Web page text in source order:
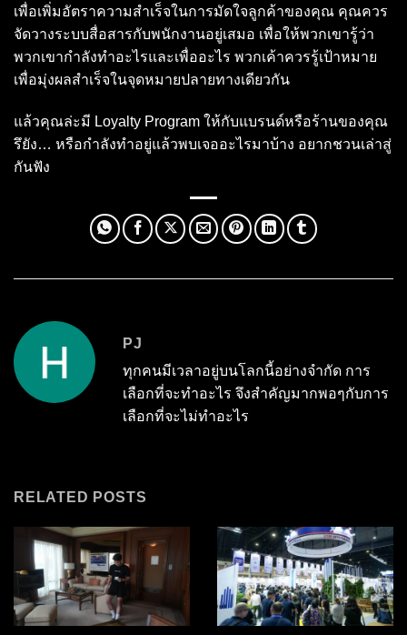
เพื่อเพิ่มอัตราความสำเร็จในการมัดใจลูกค้าของคุณ คุณควร
จัดวางระบบสื่อสารกับพนักงานอยู่เสมอ เพื่อให้พวกเขารู้ว่า
พวกเขากำลังทำอะไรและเพื่ออะไร พวกเค้าควรรู้เป้าหมาย
เพื่อมุ่งผลสำเร็จในจุดหมายปลายทางเดียวกัน
แล้วคุณล่ะมี Loyalty Program ให้กับแบรนด์หรือร้านของคุณ
รึยัง… หรือกำลังทำอยู่แล้วพบเจออะไรมาบ้าง อยากชวนเล่าสู่
กันฟัง
PJ
ทุกคนมีเวลาอยู่บนโลกนี้อย่างจำกัด การ
เลือกที่จะทำอะไร จึงสำคัญมากพอๆกับการ
เลือกที่จะไม่ทำอะไร
RELATED POSTS